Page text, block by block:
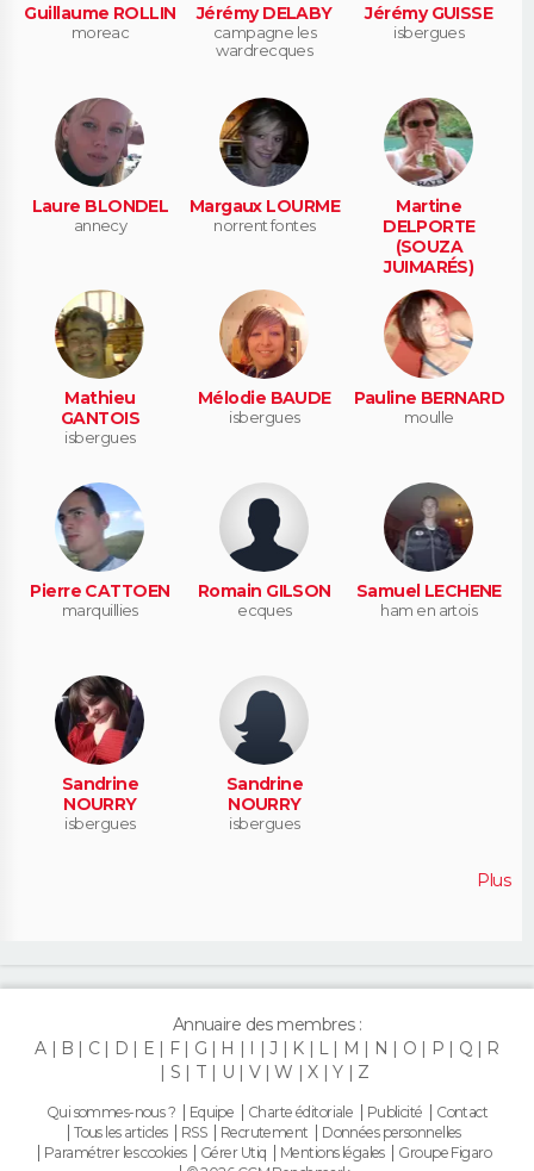
Guillaume ROLLIN
moreac
Jérémy DELABY
campagne les
wardrecques
Jérémy GUISSE
isbergues
Laure BLONDEL
annecy
Margaux LOURME
norrent fontes
Martine
DELPORTE
(SOUZA
JUIMARÉS)
isbergues
Mathieu
GANTOIS
isbergues
Mélodie BAUDE
isbergues
Pauline BERNARD
moulle
Pierre CATTOEN
marquillies
Romain GILSON
ecques
Samuel LECHENE
ham en artois
Sandrine
NOURRY
isbergues
Sandrine
NOURRY
isbergues
Plus
Annuaire des membres :
A
B C D E F G H J K L M N O P Q
R
S
T U V W X Y Z
Qui sommes-nous ? Equipe Charte éditoriale Publicité
Contact
Tous les articles
RSS Recrutement
Données personnelles
Paramétrer les cookies
Gérer Utiq Mentions légales
Groupe Figaro